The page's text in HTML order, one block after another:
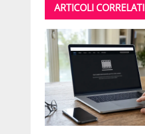
ARTICOLI CORRELATI